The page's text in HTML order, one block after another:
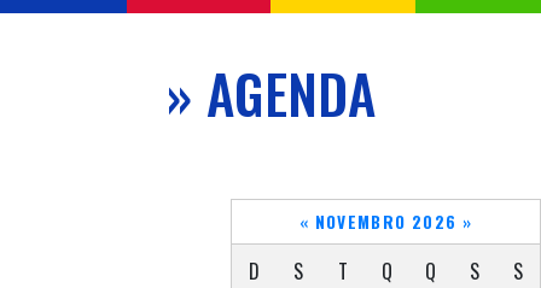
» AGENDA
« NOVEMBRO 2026 »
D S T Q Q S
S